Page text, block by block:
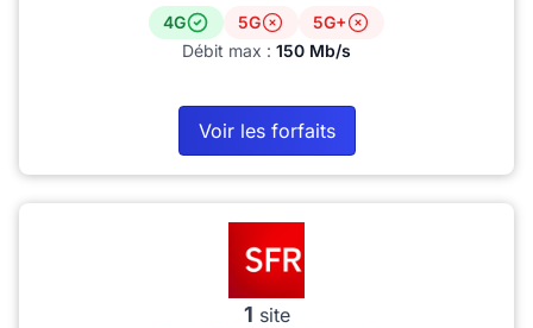
4G 5G
5G+
Débit max : 150 Mb/s
Voir les forfaits
1 site